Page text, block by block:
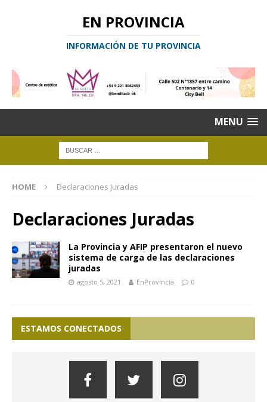
EN PROVINCIA
INFORMACIÓN DE TU PROVINCIA
MENU
HOME Declaraciones Juradas
Declaraciones Juradas
La Provincia y AFIP presentaron el nuevo
sistema de carga de las declaraciones
juradas
agosto 5, 2021 EnProvincia 0
ESTAMOS CONECTADOS